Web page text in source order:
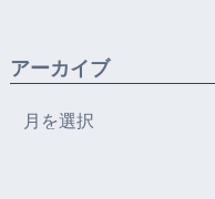
アーカイブ
ー